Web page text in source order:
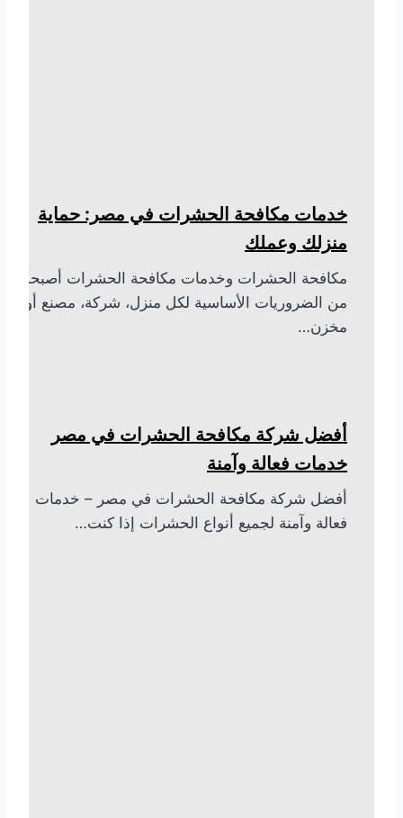
خدمات مكافحة الحشرات في مصر: حماية
منزلك وعملك
مكافحة الحشرات وخدمات مكافحة الحشرات أصبحت
من الضروريات الأساسية لكل منزل، شركة، مصنع أو
مخزن…
أفضل شركة مكافحة الحشرات في مصر
خدمات فعالة وآمنة
أفضل شركة مكافحة الحشرات في مصر – خدمات
فعالة وآمنة لجميع أنواع الحشرات إذا كنت…